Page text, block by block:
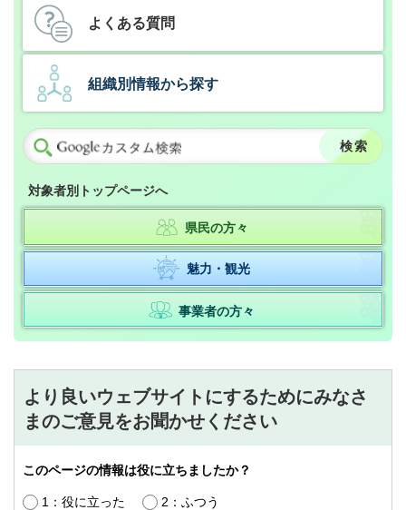
よくある質問
組織別情報から探す
対象者別トップページへ
県民の方々
魅力・観光
事業者の方々
より良いウェブサイトにするためにみなさ
まのご意見をお聞かせください
このページの情報は役に立ちましたか？
1：役に立った
2：ふつう